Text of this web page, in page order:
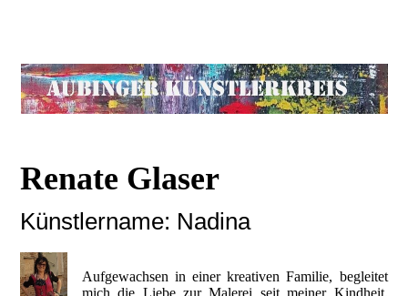
Renate Glaser
Künstlername: Nadina
Aufgewachsen in einer kreativen Familie, begleitet